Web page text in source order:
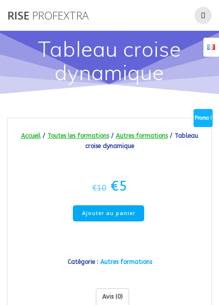
RISE PROFEXTRA
Tableau croise
dynamique
Accueil/ Toutes les formations/ Autres formations/ Tableau
croise dynamique
Promo !
€10 Le
prix
initial
était :
€10.
€5
actuel
est :
€5.
quantité
de
Ajouter au panier
Catégorie : Autres formations
Avis (0)